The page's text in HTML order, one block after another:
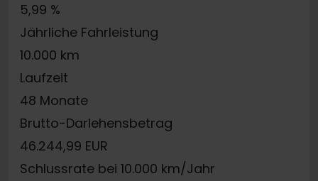
5,99 %
Jährliche Fahrleistung
10.000 km
Laufzeit
48 Monate
Brutto-Darlehensbetrag
46.244,99 EUR
Schlussrate bei 10.000 km/Jahr